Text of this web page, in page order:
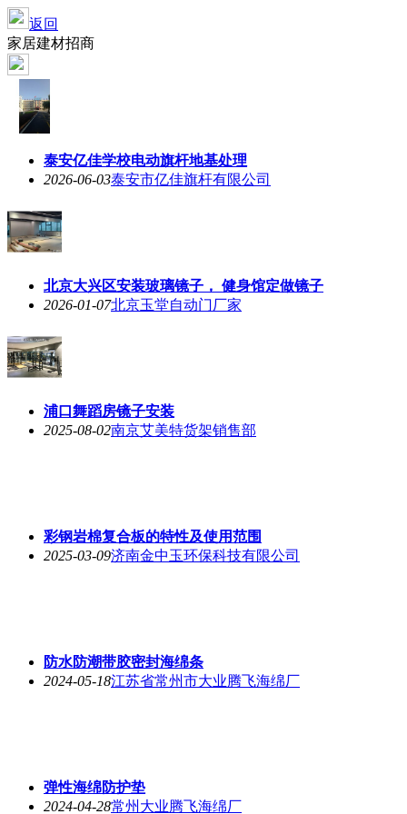
返回
家居建材招商
泰安亿佳学校电动旗杆地基处理
2026-06-03泰安市亿佳旗杆有限公司
北京大兴区安装玻璃镜子， 健身馆定做镜子
2026-01-07北京玉堂自动门厂家
浦口舞蹈房镜子安装
2025-08-02南京艾美特货架销售部
彩钢岩棉复合板的特性及使用范围
2025-03-09济南金中玉环保科技有限公司
防水防潮带胶密封海绵条
2024-05-18江苏省常州市大业腾飞海绵厂
弹性海绵防护垫
2024-04-28常州大业腾飞海绵厂